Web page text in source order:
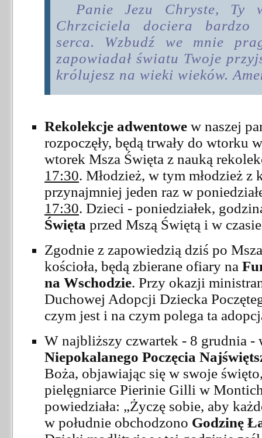
Panie Jezu Chryste, Ty
Chrzciciela dociera bardzo
serca. Wzbudź we mnie
zapowiadał światu Twoje
królujesz na wieki wieków.
Rekolekcje adwentowe w naszej
rozpoczęły, będą trwały do wtorku
wtorek Msza Święta z nauką
17:30. Młodzież, w tym młodzież
przynajmniej jeden raz w
17:30. Dzieci - poniedziałek,
Święta przed Mszą Świętą i w
Zgodnie z zapowiedzią dziś po
kościoła, będą zbierane ofiary na
na Wschodzie. Przy okazji
Duchowej Adopcji Dziecka
czym jest i na czym polega ta
W najbliższy czwartek - 8 grudnia -
Niepokalanego Poczęcia
Boża, objawiając się w swoje
pielęgniarce Pierinie Gilli w
powiedziała: „Życzę sobie, aby
w południe obchodzono Godzinę